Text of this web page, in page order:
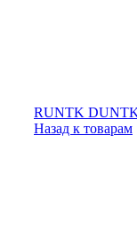
RUNTK
Назад к товарам